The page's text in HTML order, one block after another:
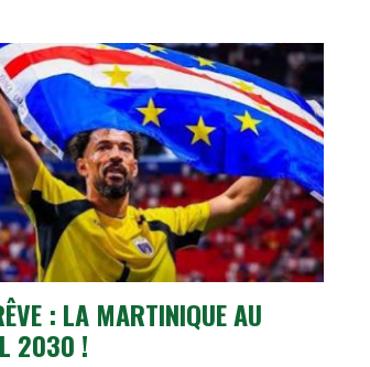
: LA MARTINIQUE AU
2030 !